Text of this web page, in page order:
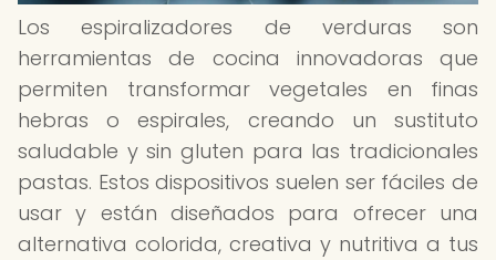
Los espiralizadores de verduras son
herramientas de cocina innovadoras que
permiten transformar vegetales en finas
hebras o espirales, creando un sustituto
saludable y sin gluten para las tradicionales
pastas. Estos dispositivos suelen ser fáciles de
usar y están diseñados para ofrecer una
alternativa colorida, creativa y nutritiva a tus